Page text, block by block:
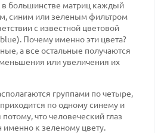
большинстве матриц каждый
синим или зеленым фильтром
с известной цветовой
Почему именно эти цвета?
а все остальные получаются
или увеличения их
группами по четыре,
по одному синему и
что человеческий глаз
именно к зеленому цвету.